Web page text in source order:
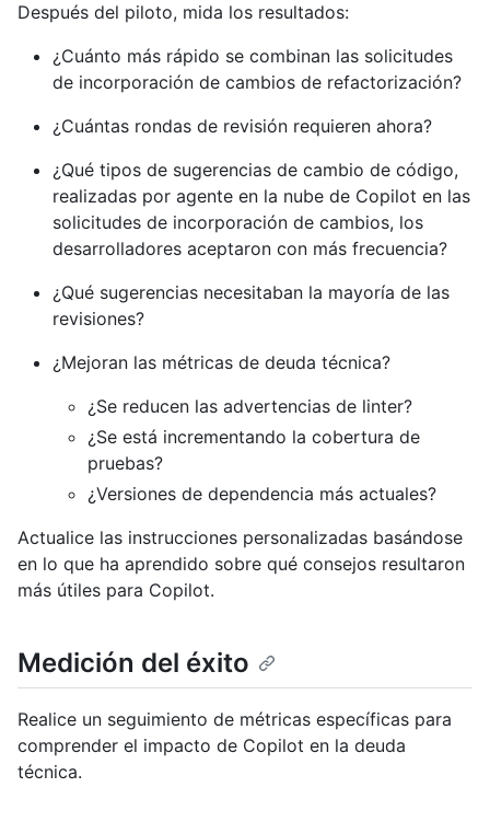
Después del piloto, mida los resultados:
¿Cuánto más rápido se combinan las solicitudes
de incorporación de cambios de refactorización?
¿Cuántas rondas de revisión requieren ahora?
¿Qué tipos de sugerencias de cambio de código,
realizadas por agente en la nube de Copilot en las
solicitudes de incorporación de cambios, los
desarrolladores aceptaron con más frecuencia?
¿Qué sugerencias necesitaban la mayoría de las
revisiones?
¿Mejoran las métricas de deuda técnica?
¿Se reducen las advertencias de linter?
¿Se está incrementando la cobertura de
pruebas?
¿Versiones de dependencia más actuales?
Actualice las instrucciones personalizadas basándose
en lo que ha aprendido sobre qué consejos resultaron
más útiles para Copilot.
Medición del éxito
Realice un seguimiento de métricas específicas para
comprender el impacto de Copilot en la deuda
técnica.